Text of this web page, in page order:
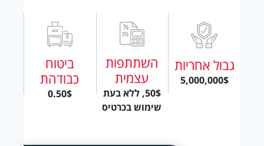
גבול אחריות
5,000,000$
השתתפות
עצמית
50$, ללא בעת
שימוש בכרטיס
ביטוח
כבודהת
0.50$